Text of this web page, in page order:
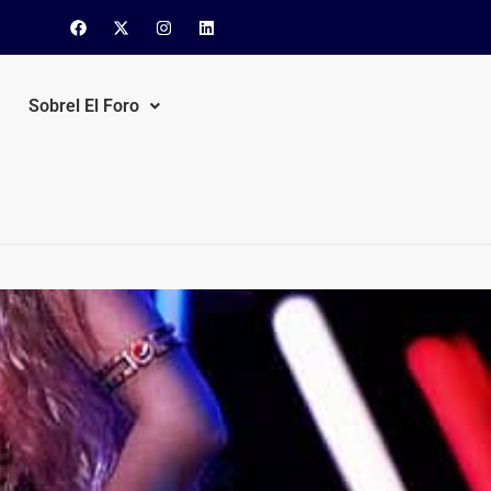
Sobrel El Foro